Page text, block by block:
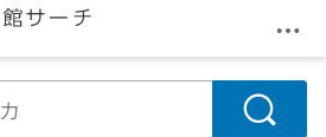
メ
検索